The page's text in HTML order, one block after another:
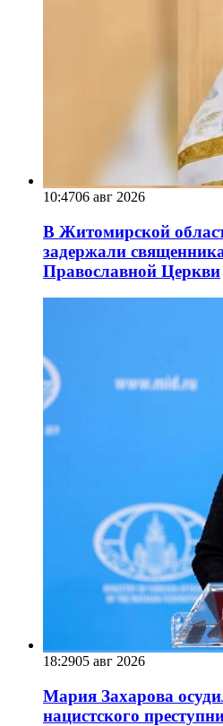
10:4706 авг 2026
В Житомирской
задержали
Православной Церкви
18:2905 авг 2026
Мария Захарова
нацистского